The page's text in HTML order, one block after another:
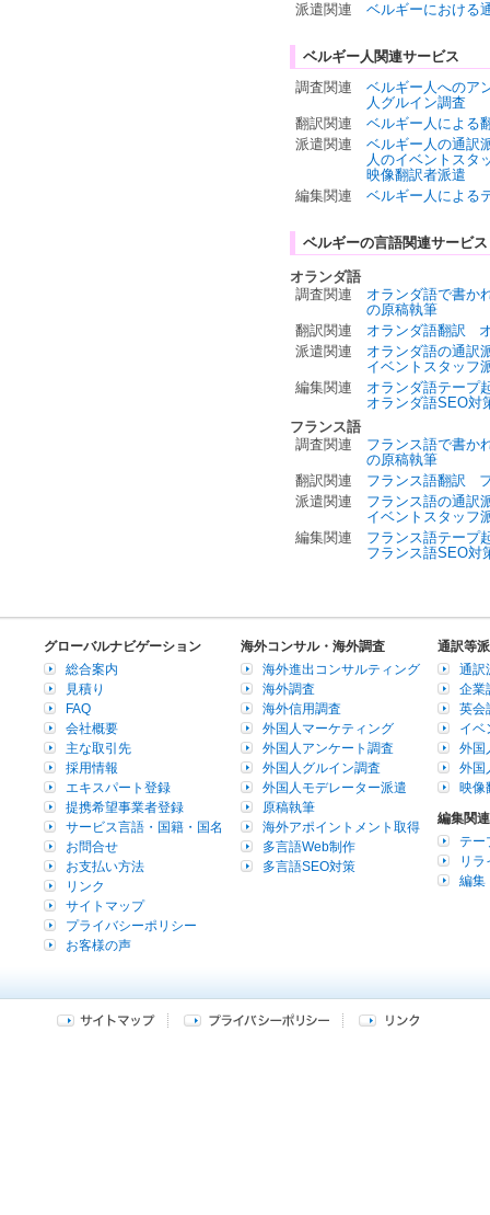
派遣関連
ベルギーにおける
ベルギー人関連サービス
調査関連
ベルギー人へのア
人グルイン調査
翻訳関連
ベルギー人による
派遣関連
ベルギー人の通訳
人のイベントスタ
映像翻訳者派遣
編集関連
ベルギー人による
ベルギーの言語関連サービス
オランダ語
調査関連
オランダ語で書か
の原稿執筆
翻訳関連
オランダ語翻訳
派遣関連
オランダ語の通訳
イベントスタッフ
編集関連
オランダ語テープ
オランダ語SEO対
フランス語
調査関連
フランス語で書か
の原稿執筆
翻訳関連
フランス語翻訳
派遣関連
フランス語の通訳
イベントスタッフ
編集関連
フランス語テープ
フランス語SEO対
グローバルナビゲーション
総合案内
見積り
FAQ
会社概要
主な取引先
採用情報
エキスパート登録
提携希望事業者登録
サービス言語・国籍・国名
お問合せ
お支払い方法
リンク
サイトマップ
プライバシーポリシー
お客様の声
海外コンサル・海外調査
海外進出コンサルティング
海外調査
海外信用調査
外国人マーケティング
外国人アンケート調査
外国人グルイン調査
外国人モデレーター派遣
原稿執筆
海外アポイントメント取得
多言語Web制作
多言語SEO対策
通訳等
通訳
企業
英会
イベ
外国
外国
映像
編集関連
テー
リラ
編集